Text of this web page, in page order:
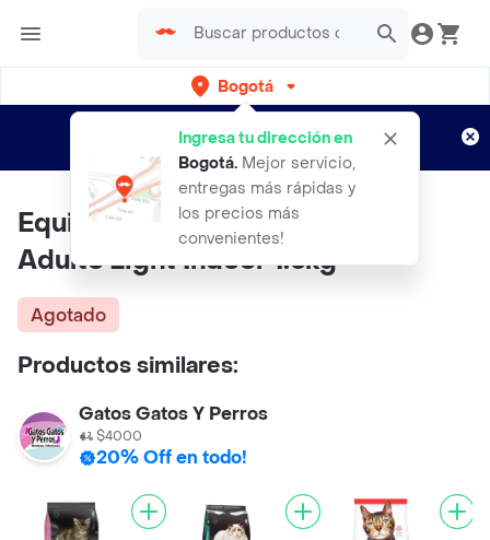
Bogotá
Ingresa tu dirección en
Bogotá. Mejor servicio,
entregas más rápidas y
los precios más
convenientes!
envíos gratis por semanas
Aplican TyC
Equilibrio Alimento para Gato
Adulto Light Indoor 1.5kg
Agotado
Productos similares:
Gatos Gatos Y Perros
$4000
20% Off en todo!